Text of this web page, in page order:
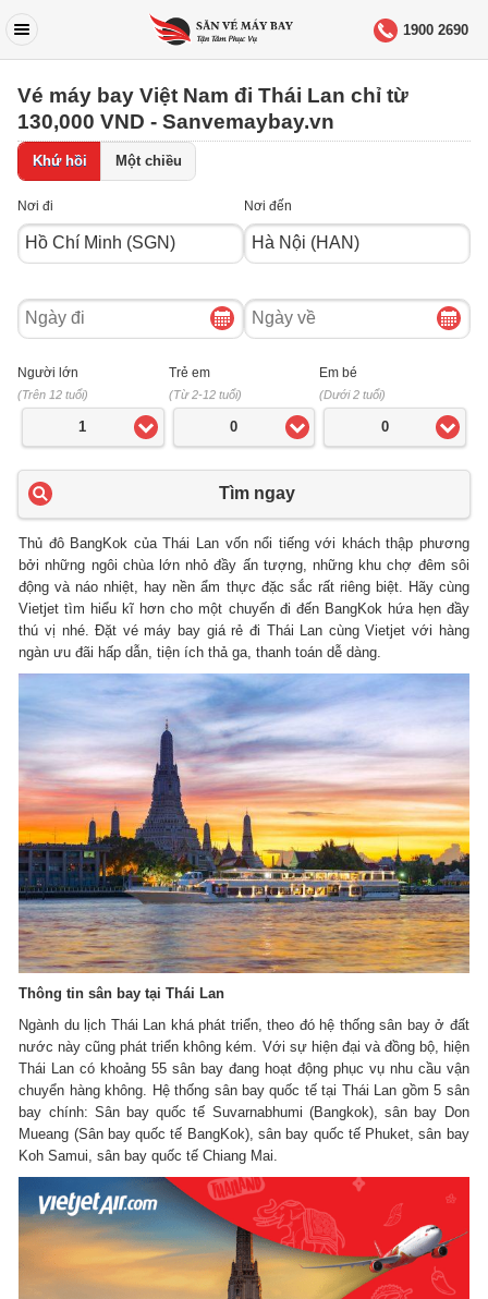
1900 2690
Vé máy bay Việt Nam đi Thái Lan chỉ từ
130,000 VND - Sanvemaybay.vn
Khứ hồi Một chiều
Nơi đi Nơi đến
Ngày
đi
Ngày
về
Người lớn
(Trên 12 tuổi)
1
Trẻ em
(Từ 2-12 tuổi)
0
Em bé
(Dưới 2 tuổi)
0
Tìm ngay
Thủ đô BangKok của Thái Lan vốn nổi tiếng với khách thập phương
bởi những ngôi chùa lớn nhỏ đầy ấn tượng, những khu chợ đêm sôi
động và náo nhiệt, hay nền ẩm thực đặc sắc rất riêng biệt. Hãy cùng
Vietjet tìm hiểu kĩ hơn cho một chuyến đi đến BangKok hứa hẹn đầy
thú vị nhé. Đặt vé máy bay giá rẻ đi Thái Lan cùng Vietjet với hàng
ngàn ưu đãi hấp dẫn, tiện ích thả ga, thanh toán dễ dàng.
Thông tin sân bay tại Thái Lan
Ngành du lịch Thái Lan khá phát triển, theo đó hệ thống sân bay ở đất
nước này cũng phát triển không kém. Với sự hiện đại và đồng bộ, hiện
Thái Lan có khoảng 55 sân bay đang hoạt động phục vụ nhu cầu vận
chuyển hàng không. Hệ thống sân bay quốc tế tại Thái Lan gồm 5 sân
bay chính: Sân bay quốc tế Suvarnabhumi (Bangkok), sân bay Don
Mueang (Sân bay quốc tế BangKok), sân bay quốc tế Phuket, sân bay
Koh Samui, sân bay quốc tế Chiang Mai.